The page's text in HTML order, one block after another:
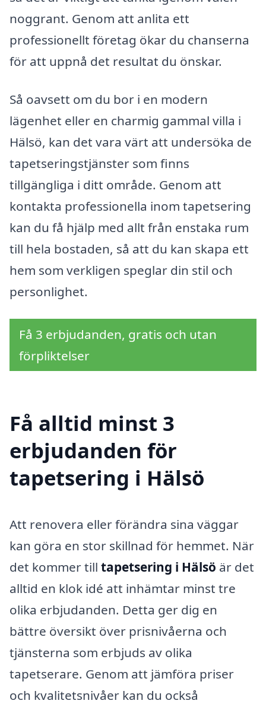
noggrant. Genom att anlita ett
professionellt företag ökar du chanserna
för att uppnå det resultat du önskar.
Så oavsett om du bor i en modern
lägenhet eller en charmig gammal villa i
Hälsö, kan det vara värt att undersöka de
tapetseringstjänster som finns
tillgängliga i ditt område. Genom att
kontakta professionella inom tapetsering
kan du få hjälp med allt från enstaka rum
till hela bostaden, så att du kan skapa ett
hem som verkligen speglar din stil och
personlighet.
Få 3 erbjudanden, gratis och utan
förpliktelser
Få alltid minst 3
erbjudanden för
tapetsering i Hälsö
Att renovera eller förändra sina väggar
kan göra en stor skillnad för hemmet. När
det kommer till tapetsering i Hälsö är det
alltid en klok idé att inhämtar minst tre
olika erbjudanden. Detta ger dig en
bättre översikt över prisnivåerna och
tjänsterna som erbjuds av olika
tapetserare. Genom att jämföra priser
och kvalitetsnivåer kan du också